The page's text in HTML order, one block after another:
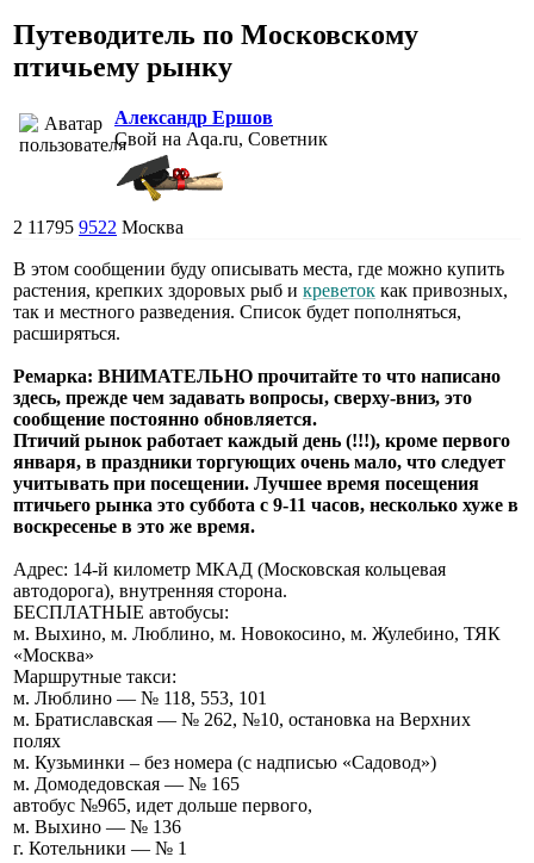
Путеводитель по Московскому
птичьему рынку
Александр Ершов
Свой на Aqa.ru, Советник
2 11795 9522 Москва
В этом сообщении буду описывать места, где можно купить
растения, крепких здоровых рыб и креветок как привозных,
так и местного разведения. Список будет пополняться,
расширяться.
Ремарка: ВНИМАТЕЛЬНО прочитайте то что написано
здесь, прежде чем задавать вопросы, сверху-вниз, это
сообщение постоянно обновляется.
Птичий рынок работает каждый день (!!!), кроме первого
января, в праздники торгующих очень мало, что следует
учитывать при посещении. Лучшее время посещения
птичьего рынка это суббота с 9-11 часов, несколько хуже в
воскресенье в это же время.
Адрес: 14-й километр МКАД (Московская кольцевая
автодорога), внутренняя сторона.
БЕСПЛАТНЫЕ автобусы:
м. Выхино, м. Люблино, м. Новокосино, м. Жулебино, ТЯК
«Москва»
Маршрутные такси:
м. Люблино — № 118, 553, 101
м. Братиславская — № 262, №10, остановка на Верхних
полях
м. Кузьминки – без номера (с надписью «Садовод»)
м. Домодедовская — № 165
автобус №965, идет дольше первого,
м. Выхино — № 136
г. Котельники — № 1